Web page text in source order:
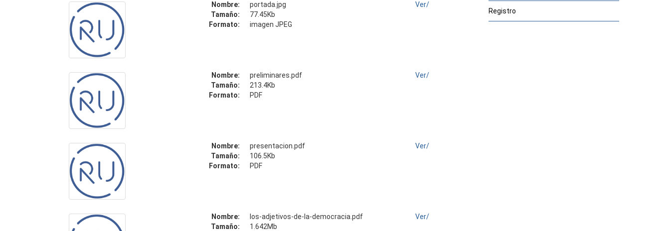
Nombre:
portada.jpg
Tamaño:
77.45Kb
Formato:
imagen JPEG
Ver/
Nombre:
preliminares.pdf
Tamaño:
213.4Kb
Formato:
PDF
Ver/
Nombre:
presentacion.pdf
Tamaño:
106.5Kb
Formato:
PDF
Ver/
Nombre:
los-adjetivos-de-la-democracia.pdf
Tamaño:
1.642Mb
Ver/
Registro